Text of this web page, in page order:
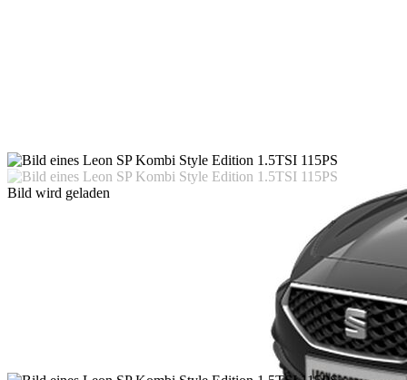
Bild wird geladen